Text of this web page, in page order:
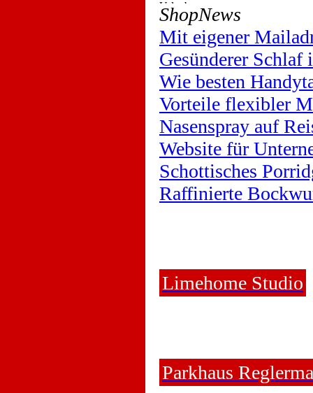
ShopNews
Mit eigener
Gesünderer Schlaf
Wie besten
Vorteile flexibler
Nasenspray auf
Website für
Schottisches
Raffinierte
Limehome Studio
Parkhaus